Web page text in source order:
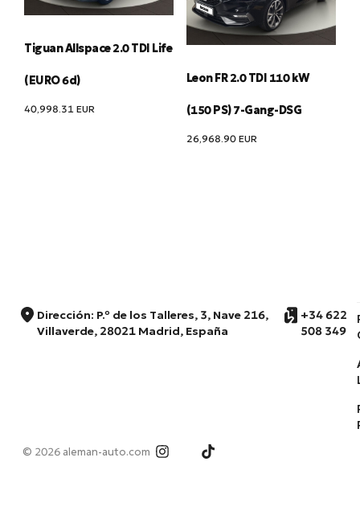
Tiguan Allspace 2.0 TDI Life
(EURO 6d)
40,998.31 EUR
Leon FR 2.0 TDI 110 kW
(150 PS) 7-Gang-DSG
26,968.90 EUR
Dirección: P.º de los Talleres, 3, Nave 216,
Villaverde, 28021 Madrid, España
+34 622
508 349
© 2026 aleman-auto.com